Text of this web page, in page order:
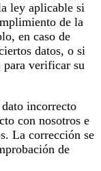
ley aplicable si
de la
en caso de
datos, o si
para verificar su
incorrecto
con nosotros e
La corrección se
de